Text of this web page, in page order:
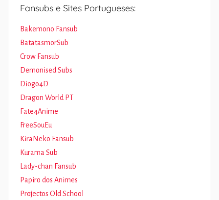
Fansubs e Sites Portugueses:
Bakemono Fansub
BatatasmorSub
Crow Fansub
Demonised Subs
Diogo4D
Dragon World PT
Fate4Anime
FreeSouEu
KiraNeko Fansub
Kurama Sub
Lady-chan Fansub
Papiro dos Animes
Projectos Old School